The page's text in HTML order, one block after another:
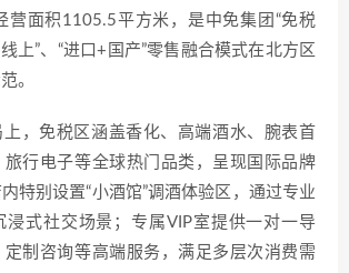
营面积1105.5平方米，是中免集团“免税
上”、“进口+国产”零售融合模式在北方区
。
，免税区涵盖香化、高端酒水、腕表首
行电子等全球热门品类，呈现国际品牌
特别设置“小酒馆”调酒体验区，通过专业
浸式社交场景；专属VIP室提供一对一导
定制咨询等高端服务，满足多层次消费需